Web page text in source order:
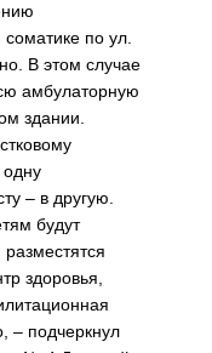
по ул.
В этом случае
амбулаторную
здании.
– в другую.
будут
здоровья,
– подчеркнул